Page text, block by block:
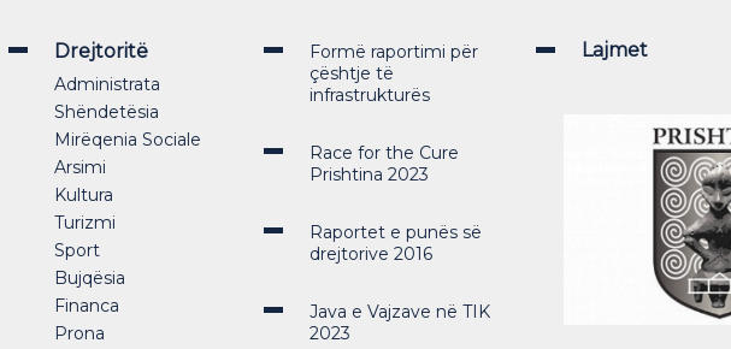
Drejtoritë
Administrata
Shëndetësia
Mirëqenia Sociale
Arsimi
Kultura
Turizmi
Sport
Bujqësia
Financa
Prona
Formë raportimi për
çështje të
infrastrukturës
Race for the Cure
Prishtina 2023
Raportet e punës së
drejtorive 2016
Java e Vajzave në TIK
2023
Lajmet